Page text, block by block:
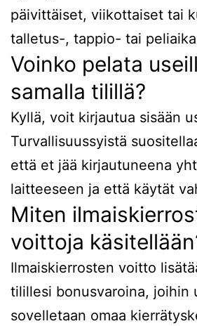
päivittäiset, viikottaiset tai
talletus-, tappio- tai
Voinko pelata
samalla tilillä?
Kyllä, voit kirjautua sisään
Turvallisuussyistä
että et jää kirjautuneena
laitteeseen ja että käytät
Miten
voittoja
Ilmaiskierrosten voitto
tilillesi bonusvaroina, joihin
sovelletaan omaa